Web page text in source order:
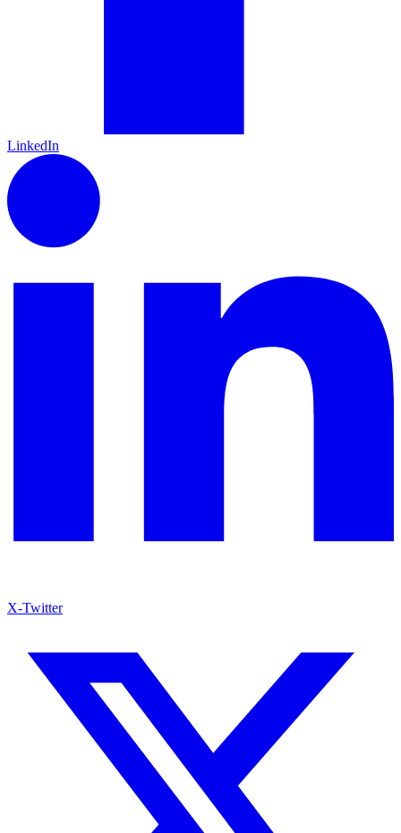
LinkedIn
X-Twitter